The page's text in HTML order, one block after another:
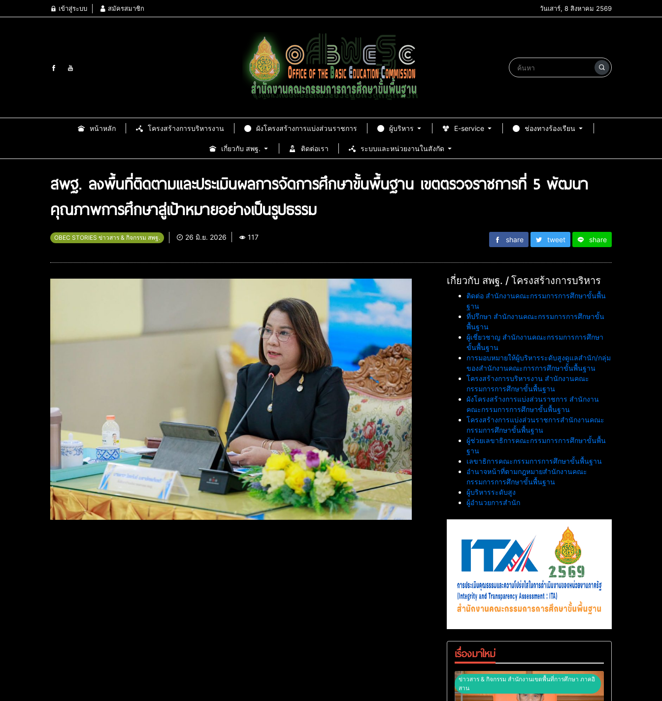
เข้าสู่ระบบ สมัครสมาชิก วันเสาร์, 8 สิงหาคม 2569
หน้าหลัก โครงสร้างการบริหารงาน ผังโครงสร้างการแบ่งส่วนราชการ ผู้บริหาร E-service ช่องทางร้องเรียน
เกี่ยวกับ สพฐ. ติดต่อเรา ระบบและหน่วยงานในสังกัด
สพฐ. ลงพื้นที่ติดตามและประเมินผลการจัดการศึกษาขั้นพื้นฐาน เขตตรวจราชการที่ 5 พัฒนา
คุณภาพการศึกษาสู่เป้าหมายอย่างเป็นรูปธรรม
OBEC STORIES ข่าวสาร & กิจกรรม สพฐ. 26 มิ.ย. 2026 117 share tweet share
เกี่ยวกับ สพฐ. / โครงสร้างการบริหาร
ติดต่อ สำนักงานคณะกรรมการการศึกษาขั้นพื้น
ฐาน
ที่ปรึกษา สำนักงานคณะกรรมการการศึกษาขั้น
พื้นฐาน
ผู้เชี่ยวชาญ สำนักงานคณะกรรมการการศึกษา
ขั้นพื้นฐาน
การมอบหมายให้ผู้บริหารระดับสูงดูแลสำนัก/กลุ่ม
ของสำนักงานคณะการการศึกษาขั้นพื้นฐาน
โครงสร้างการบริหารงาน สำนักงานคณะ
กรรมการการศึกษาขั้นพื้นฐาน
ผังโครงสร้างการแบ่งส่วนราชการ สำนักงาน
คณะกรรมการการศึกษาขั้นพื้นฐาน
โครงสร้างการแบ่งส่วนราชการสำนักงานคณะ
กรรมการศึกษาขั้นพื้นฐาน
ผู้ช่วยเลขาธิการคณะกรรมการการศึกษาขั้นพื้น
ฐาน
เลขาธิการคณะกรรมการการศึกษาขั้นพื้นฐาน
อำนาจหน้าที่ตามกฎหมายสำนักงานคณะ
กรรมการการศึกษาขั้นพื้นฐาน
ผู้บริหารระดับสูง
ผู้อำนวยการสำนัก
เรื่องมาใหม่
ข่าวสาร & กิจกรรม สำนักงานเขตพื้นที่การศึกษา ภาคอิ
สาน